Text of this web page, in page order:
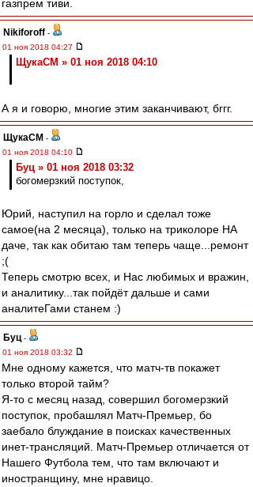
газпрем тиви.
Nikiforoff -
01 ноя 2018 04:27
ЩукаСМ » 01 ноя 2018 04:10
А я и говорю, многие этим заканчивают, бггг.
ЩукаСМ -
01 ноя 2018 04:10
Буц » 01 ноя 2018 03:32
богомерзкий поступок,
Юрий, наступил на горло и сделал тоже
самое(на 2 месяца), только на триколоре НА
даче, так как обитаю там теперь чаще...ремонт
;(
Теперь смотрю всех, и Нас любимых и вражин,
и аналитику...так пойдёт дальше и сами
аналитеГами станем :)
Буц -
01 ноя 2018 03:32
Мне одному кажется, что матч-тв покажет
только второй тайм?
Я-то с месяц назад, совершил богомерзкий
поступок, пробашлял Матч-Премьер, бо
заебало блуждание в поисках качественных
инет-трансляций. Матч-Премьер отличается от
Нашего Футбола тем, что там включают и
иностранщину, мне нравицо.